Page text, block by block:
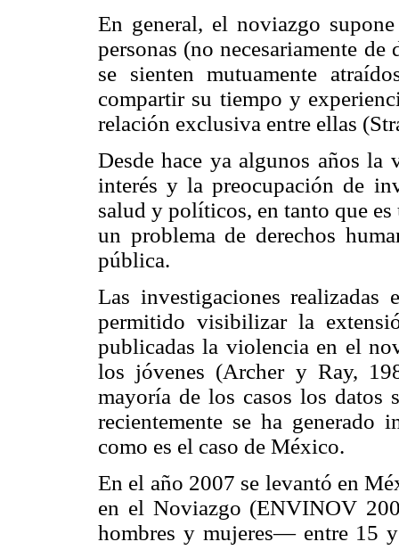
En general, el noviazgo
personas (no necesariamente
se sienten mutuamente
compartir su tiempo y
relación exclusiva entre ellas
Desde hace ya algunos años
interés y la preocupación de
salud y políticos, en tanto que
un problema de derechos
pública.
Las investigaciones
permitido visibilizar la
publicadas la violencia en el
los jóvenes (Archer y Ray,
mayoría de los casos los datos
recientemente se ha generado
como es el caso de México.
En el año 2007 se levantó en
en el Noviazgo (ENVINOV
hombres y mujeres— entre 15